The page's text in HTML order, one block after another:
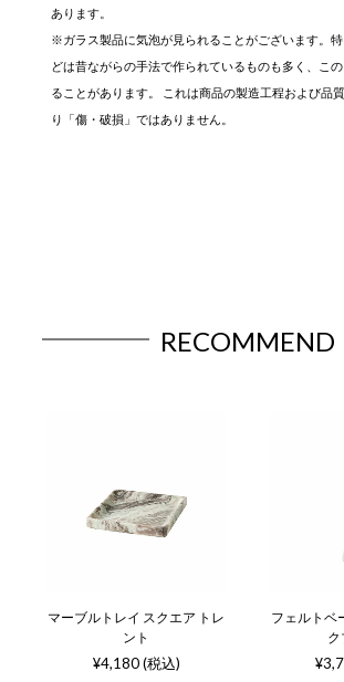
あります。
※ガラス製品に気泡が見られることがございます。
どは昔ながらの手法で作られているものも多く、こ
ることがあります。 これは商品の製造工程および品
り「傷・破損」ではありません。
RECOMMEND
マーブルトレイ スクエア トレ
ント
¥4,180 (税込)
フェルトベ
ク